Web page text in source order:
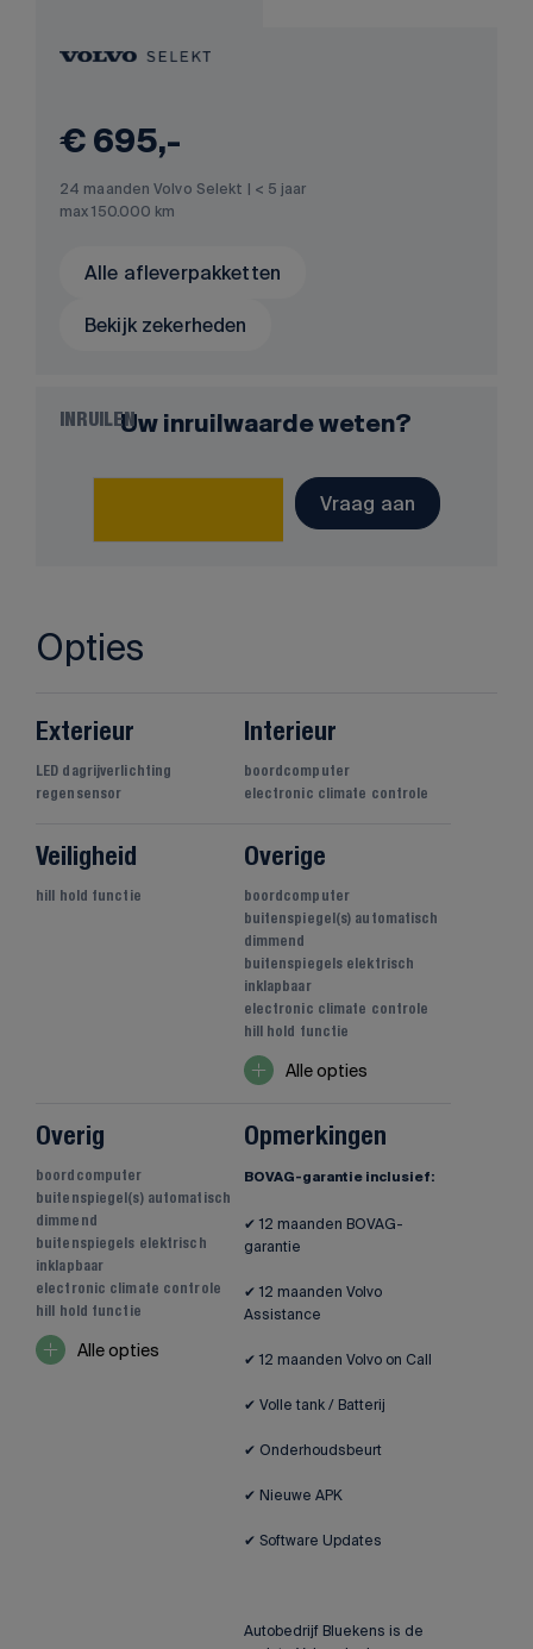
€ 695,-
24 maanden Volvo Selekt | < 5 jaar
max 150.000 km
Alle afleverpakketten
Bekijk zekerheden
INRUILENUw inruilwaarde weten?
Vraag aan
Opties
Exterieur
LED dagrijverlichting
regensensor
Interieur
boordcomputer
electronic climate controle
Veiligheid
hill hold functie
Overige
boordcomputer
buitenspiegel(s) automatisch
dimmend
buitenspiegels elektrisch
inklapbaar
electronic climate controle
hill hold functie
Alle opties
Overig
boordcomputer
buitenspiegel(s) automatisch
dimmend
buitenspiegels elektrisch
inklapbaar
electronic climate controle
hill hold functie
Alle opties
Opmerkingen
BOVAG-garantie inclusief:
✔ 12 maanden BOVAG-
garantie
✔ 12 maanden Volvo
Assistance
✔ 12 maanden Volvo on Call
✔ Volle tank / Batterij
✔ Onderhoudsbeurt
✔ Nieuwe APK
✔ Software Updates
Autobedrijf Bluekens is de